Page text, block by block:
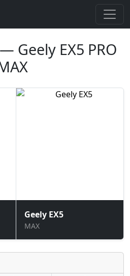
Geely EX5 PRO
Geely EX5
MAX